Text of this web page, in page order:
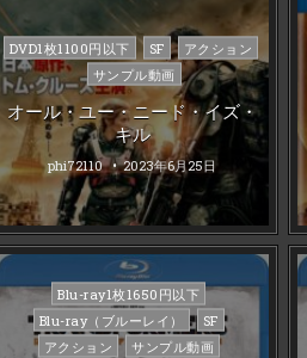
Posted
in
DVD1枚1100円以下 SF
アクション
サンプル動画
オール・ユー・ニード・イズ・
キル
phi72110 2023年6月25日
Posted
in
Blu-ray1枚1650円以下
Blu-ray（ブルーレイ）
SF
アクション
サンプル動画